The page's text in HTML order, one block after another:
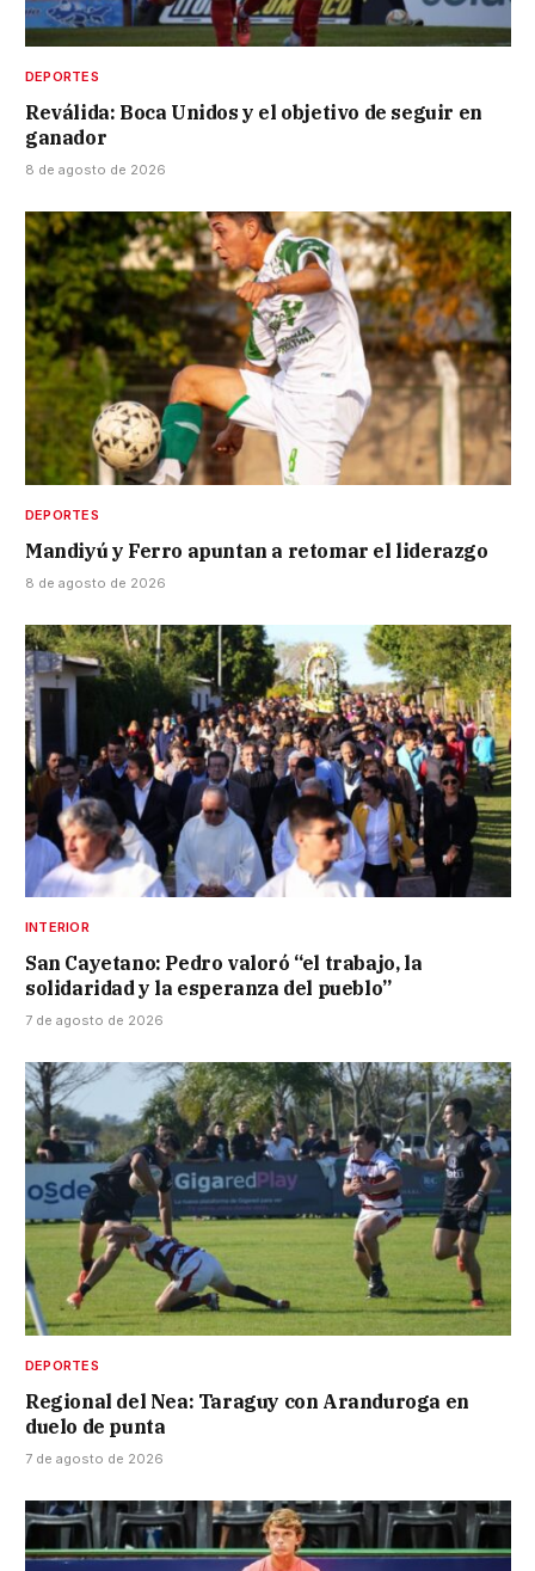
DEPORTES
Reválida: Boca Unidos y el objetivo de seguir en
ganador
8 de agosto de 2026
DEPORTES
Mandiyú y Ferro apuntan a retomar el liderazgo
8 de agosto de 2026
INTERIOR
San Cayetano: Pedro valoró “el trabajo, la
solidaridad y la esperanza del pueblo”
7 de agosto de 2026
DEPORTES
Regional del Nea: Taraguy con Aranduroga en
duelo de punta
7 de agosto de 2026